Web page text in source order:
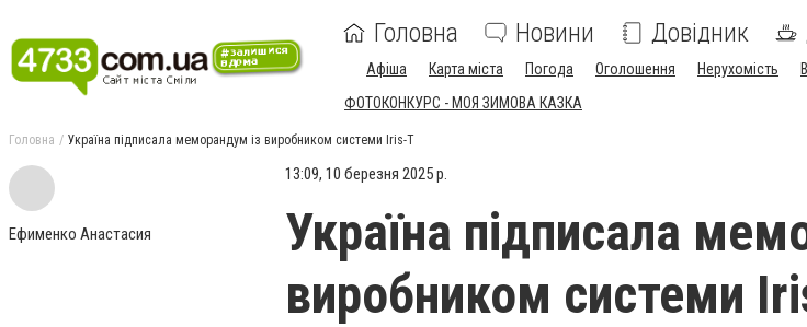
Головна Новини Довідник
Афіша Карта міста Погода Оголошення Нерухомість
ФОТОКОНКУРС - МОЯ ЗИМОВА КАЗКА
Головна Україна підписала меморандум із виробником системи Iris-T
Ефименко Анастасия
13:09, 10 березня 2025 р.
Україна підписала
виробником системи